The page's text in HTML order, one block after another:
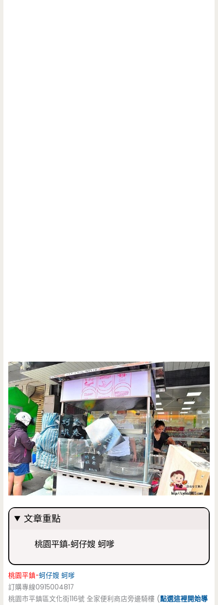
文章重點
桃園平鎮-蚵仔嫂 蚵嗲
桃園平鎮-蚵仔嫂 蚵嗲
訂購專線0915004817
桃園市平鎮區文化街116號 全家便利商店旁邊騎樓 (點選這裡開始導